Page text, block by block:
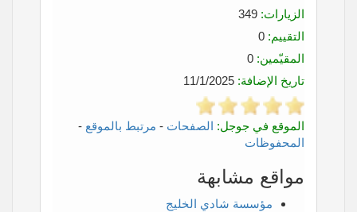
الزيارات:
التقييم:
المقيّمين:
تاريخ الإضافة:
الموقع في جوجل: الصفحات - مرتبط بالموقع -
المحفوظات
مواقع مشابهة
مؤسسة شادي الخليج